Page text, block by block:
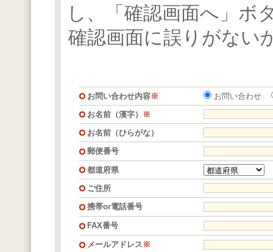
し、「確認画面へ」ボ
確認画面に誤りがない
お問い合わせ内容※
お問い合わせ
お名前（漢字）
※
お名前（ひらがな）
郵便番号
都道府県
ご住所
携帯or電話番号
FAX番号
メールアドレス ※